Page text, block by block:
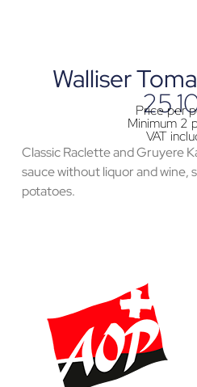
Walliser
Price per
Minimum 2
VAT
Classic Raclette and Gruyere
sauce without liquor and wine,
potatoes.